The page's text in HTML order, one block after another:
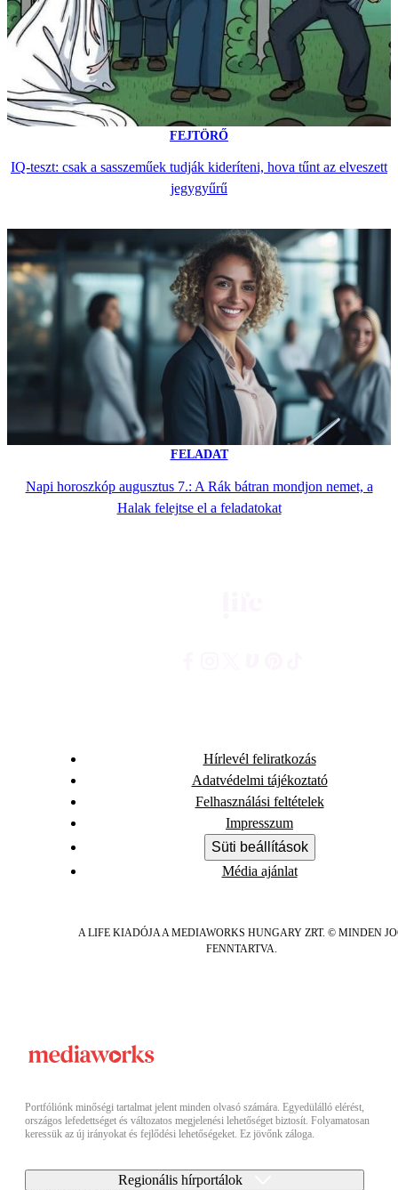
FEJTÖRŐ
IQ-teszt: csak a sasszeműek tudják kideríteni, hova tűnt az elveszett
jegygyűrű
FELADAT
Napi horoszkóp augusztus 7.: A Rák bátran mondjon nemet, a
Halak felejtse el a feladatokat
Hírlevél feliratkozás
Adatvédelmi tájékoztató
Felhasználási feltételek
Impresszum
Süti beállítások
Média ajánlat
A LIFE KIADÓJA A MEDIAWORKS HUNGARY ZRT. © MINDEN
FENNTARTVA.
Portfóliónk minőségi tartalmat jelent minden olvasó számára. Egyedülálló elérést,
országos lefedettséget és változatos megjelenési lehetőséget biztosít. Folyamatosan
keressük az új irányokat és fejlődési lehetőségeket. Ez jövőnk záloga.
Regionális hírportálok